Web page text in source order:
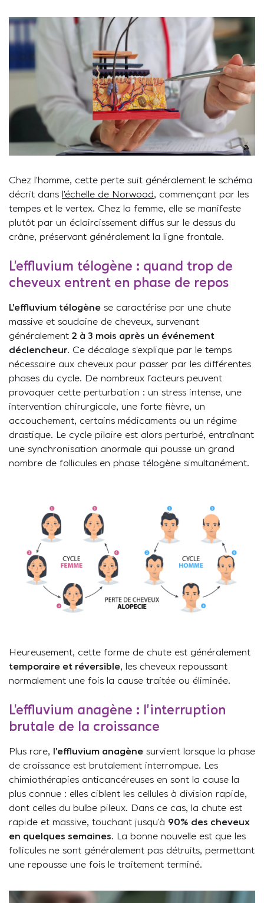
Chez l’homme, cette perte suit généralement le schéma
décrit dans l’échelle de Norwood, commençant par les
tempes et le vertex. Chez la femme, elle se manifeste
plutôt par un éclaircissement diffus sur le dessus du
crâne, préservant généralement la ligne frontale.
L’effluvium télogène : quand trop de
cheveux entrent en phase de repos
L’effluvium télogène se caractérise par une chute
massive et soudaine de cheveux, survenant
généralement 2 à 3 mois après un événement
déclencheur. Ce décalage s’explique par le temps
nécessaire aux cheveux pour passer par les différentes
phases du cycle. De nombreux facteurs peuvent
provoquer cette perturbation : un stress intense, une
intervention chirurgicale, une forte fièvre, un
accouchement, certains médicaments ou un régime
drastique. Le cycle pilaire est alors perturbé, entraînant
une synchronisation anormale qui pousse un grand
nombre de follicules en phase télogène simultanément.
Heureusement, cette forme de chute est généralement
temporaire et réversible, les cheveux repoussant
normalement une fois la cause traitée ou éliminée.
L’effluvium anagène : l’interruption
brutale de la croissance
Plus rare, l’effluvium anagène survient lorsque la phase
de croissance est brutalement interrompue. Les
chimiothérapies anticancéreuses en sont la cause la
plus connue : elles ciblent les cellules à division rapide,
dont celles du bulbe pileux. Dans ce cas, la chute est
rapide et massive, touchant jusqu’à 90% des cheveux
en quelques semaines. La bonne nouvelle est que les
follicules ne sont généralement pas détruits, permettant
une repousse une fois le traitement terminé.